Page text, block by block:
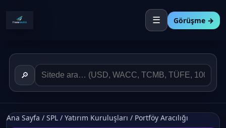
☰ Görüşme →
🔎
Ana Sayfa / SPL / Yatırım Kuruluşları / Portföy Aracılığı